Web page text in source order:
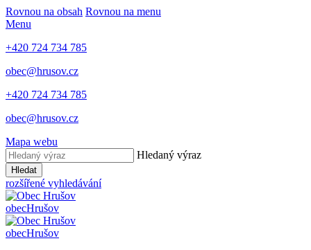
Rovnou na obsah Rovnou na menu
Menu
+420 724 734 785
obec@hrusov.cz
+420 724 734 785
obec@hrusov.cz
Mapa webu
Hledaný výraz
Hledat
rozšířené vyhledávání
obecHrušov
obecHrušov